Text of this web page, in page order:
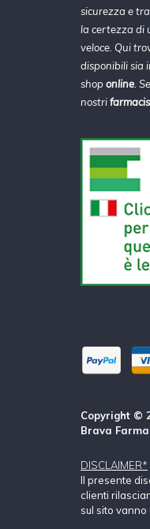
sicurezza e
la certezza di
veloce. Qui
disponibili sia
shoponline .
nostri
Copyright ©
Brava
DISCLAIMER*
Il presente
clienti
sul sito